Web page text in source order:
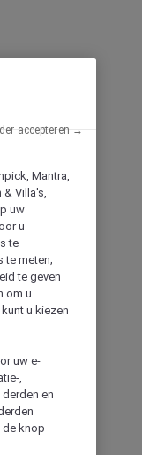
Mantra,
& Villa's,
uw
u
te
te meten;
te geven
om u
u kiezen
uw e-
,
en
de knop
accepteren →